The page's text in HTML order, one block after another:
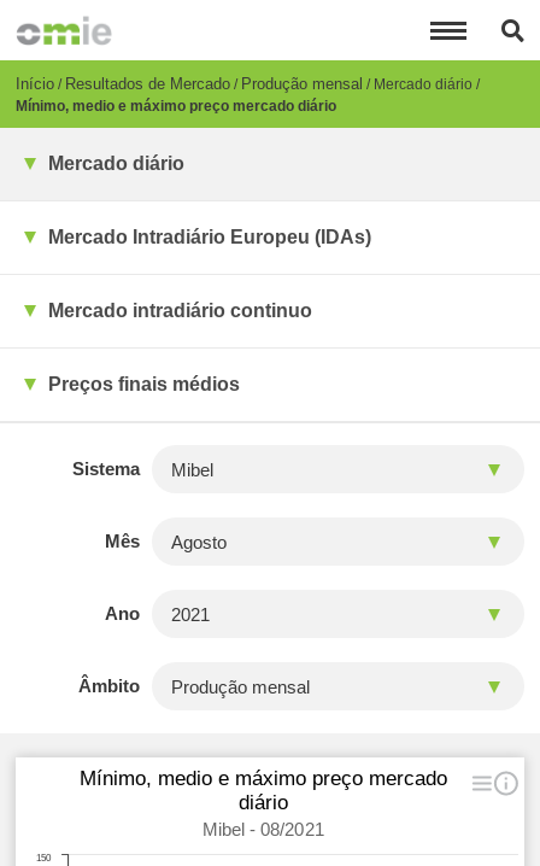
para
conteúdo
principal
Breadcrumb
Início Resultados de Mercado Produção mensal
Mercado diário
Mínimo, medio e máximo preço mercado diário
Mercado diário
Mercado Intradiário Europeu (IDAs)
Mercado intradiário continuo
Preços finais médios
Sistema
Mês
Ano
Âmbito
Mínimo, medio e máximo preço mercado
diário
Mibel - 08/2021
150